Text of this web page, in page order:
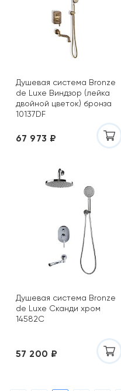
Душевая система Bronze
de Luxe Виндзор (лейка
двойной цветок) бронза
10137DF
67 973 ₽
Душевая система Bronze
de Luxe Сканди хром
14582C
57 200 ₽